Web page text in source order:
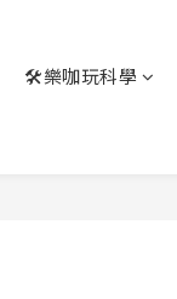
🛠️樂咖玩科學